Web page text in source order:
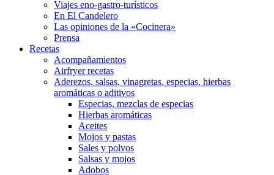
Viajes eno-gastro-turísticos
En El Candelero
Las opiniones de la «Cocinera»
Prensa
Recetas
Acompañamientos
Airfryer recetas
Aderezos, salsas, vinagretas, especias, hierbas
aromáticas o aditivos
Especias, mezclas de especias
Hierbas aromáticas
Aceites
Mojos y pastas
Sales y polvos
Salsas y mojos
Adobos